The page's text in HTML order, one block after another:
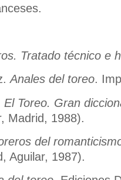
Tratado técnico e
Anales del toreo.
El Toreo. Gran
Madrid, 1988).
del
Aguilar, 1987).